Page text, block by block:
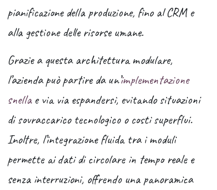
pianificazione della produzione, fino al CRM e
alla gestione delle risorse umane.
Grazie a questa architettura modulare,
l’azienda può partire da un’implementazione
snellae via via espandersi, evitando situazioni
di sovraccarico tecnologico o costi superflui.
Inoltre, l’integrazione fluida tra i moduli
permette ai dati di circolare in tempo reale e
senza interruzioni, offrendo una panoramica